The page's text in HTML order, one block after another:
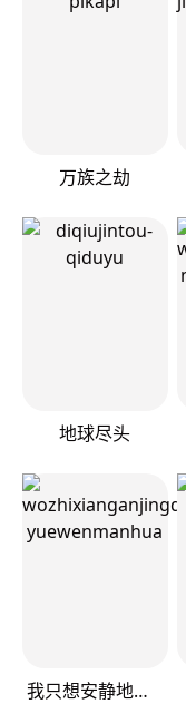
万族之劫
地球尽头
我只想安静地打游戏